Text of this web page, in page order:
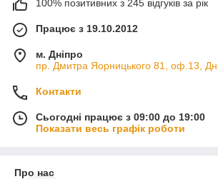
100% позитивних з 245 відгуків за рік
Працює з 19.10.2012
м. Дніпро
пр. Дмитра Яорницького 81, оф.13,
Контакти
Сьогодні працює з 09:00 до 19:00
Показати весь графік роботи
Про нас